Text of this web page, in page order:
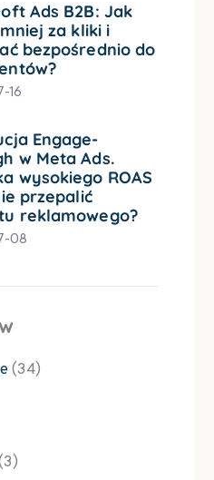
Ads B2B: Jak
mniej za kliki i
bezpośrednio do
16
Engage-
w Meta Ads.
wysokiego ROAS
przepalić
reklamowego?
08
(34)